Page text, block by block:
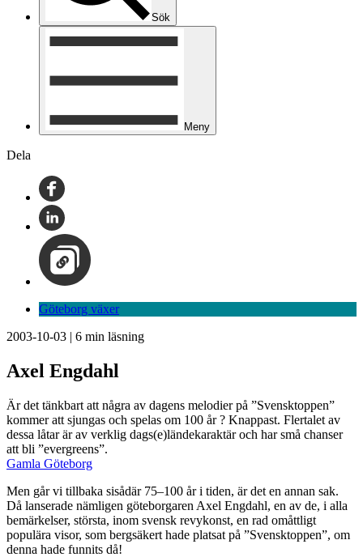
Sök
Meny
Dela
Göteborg växer
2003-10-03 | 6 min läsning
Axel Engdahl
Är det tänkbart att några av dagens melodier på ”Svensktoppen”
kommer att sjungas och spelas om 100 år ? Knappast. Flertalet av
dessa låtar är av verklig dags(e)ländekaraktär och har små chanser
att bli ”evergreens”.
Gamla Göteborg
Men går vi tillbaka sisådär 75–100 år i tiden, är det en annan sak.
Då lanserade nämligen göteborgaren Axel Engdahl, en av de, i alla
bemärkelser, största, inom svensk revykonst, en rad omåttligt
populära visor, som bergsäkert hade platsat på ”Svensktoppen”, om
denna hade funnits då!